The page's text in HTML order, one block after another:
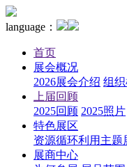
language：
首页
展会概况
2026展会介绍 组
上届回顾
2025回顾 2025照片
特色展区
资源循环利用主题
展商中心